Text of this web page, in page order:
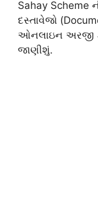
Sahay Scheme
દસ્તાવેજો
ઓનલાઇન અરજી
જાણીશું.